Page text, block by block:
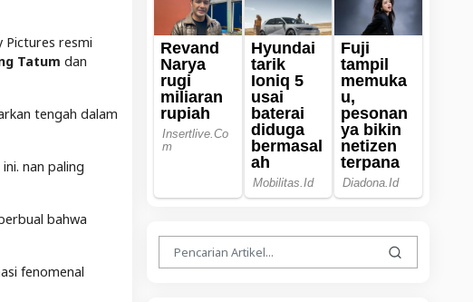
Pictures resmi
Tatum dan
tengah dalam
nan paling
bahwa
fenomenal